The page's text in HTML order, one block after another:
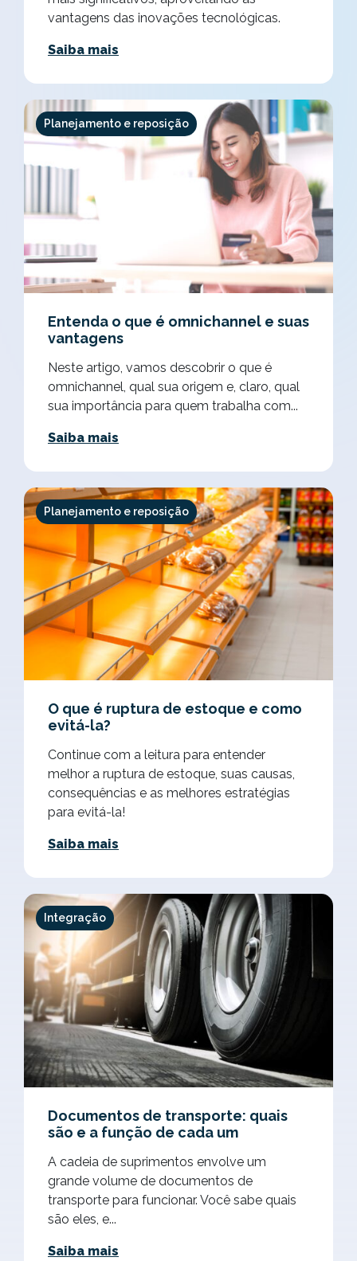
vantagens das inovações tecnológicas.
Saiba mais
Planejamento e reposição
Entenda o que é omnichannel e suas
vantagens
Neste artigo, vamos descobrir o que é
omnichannel, qual sua origem e, claro, qual
sua importância para quem trabalha com...
Saiba mais
Planejamento e reposição
O que é ruptura de estoque e como
evitá-la?
Continue com a leitura para entender
melhor a ruptura de estoque, suas causas,
consequências e as melhores estratégias
para evitá-la!
Saiba mais
Integração
Documentos de transporte: quais
são e a função de cada um
A cadeia de suprimentos envolve um
grande volume de documentos de
transporte para funcionar. Você sabe quais
são eles, e...
Saiba mais